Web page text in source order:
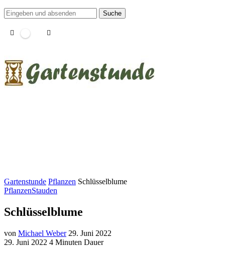
Suche
Gartenstunde Pflanzen Schlüsselblume
PflanzenStauden
Schlüsselblume
von Michael Weber 29. Juni 2022
29. Juni 2022 4 Minuten Dauer